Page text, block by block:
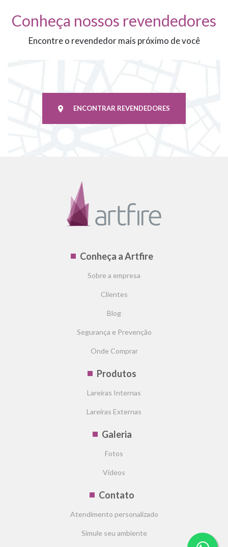
Conheça nossos revendedores
Encontre o revendedor mais próximo de você
ENCONTRAR REVENDEDORES
Conheça a Artfire
Sobre a empresa
Clientes
Blog
Segurança e Prevenção
Onde Comprar
Produtos
Lareiras Internas
Lareiras Externas
Galeria
Fotos
Vídeos
Contato
Atendimento personalizado
Simule seu ambiente